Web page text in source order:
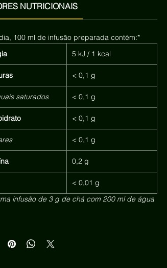
NUTRICIONAIS
100 ml de infusão preparada contém:*
5 kJ / 1 kcal
< 0,1 g
saturados < 0,1 g
< 0,1 g
< 0,1 g
0,2 g
< 0,01 g
infusão de 3 g de chá com 200 ml de água